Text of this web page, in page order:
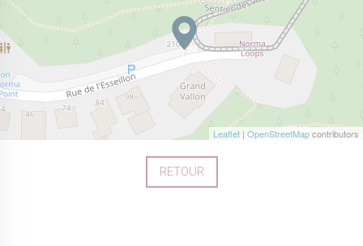
Leaflet | OpenStreetMapcontributors
RETOUR